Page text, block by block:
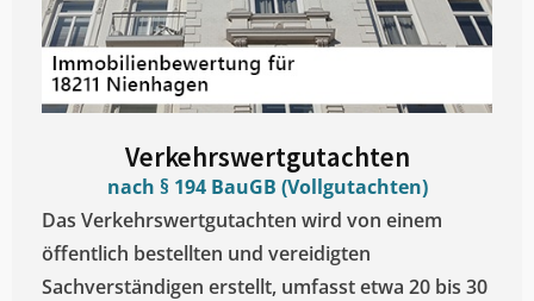
Verkehrswertgutachten
nach § 194 BauGB (Vollgutachten)
Das Verkehrswertgutachten wird von einem
öffentlich bestellten und vereidigten
Sachverständigen erstellt, umfasst etwa 20 bis 30